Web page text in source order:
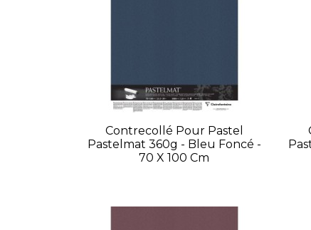
Contrecollé Pour Pastel
Pastelmat 360g - Bleu Foncé -
70 X 100 Cm